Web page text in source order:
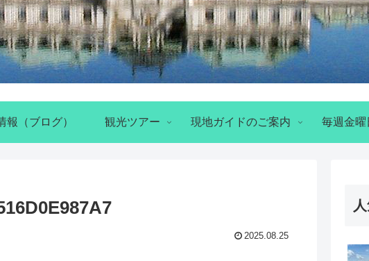
報（ブログ） 観光ツアー 現地ガイドのご案内 毎週金
2025.08.25